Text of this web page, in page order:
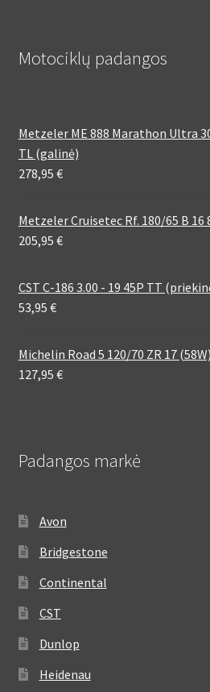
Motociklų padangos
Metzeler ME 888 Marathon Ultra
TL (galinė)
278,95 €
Metzeler Cruisetec Rf. 180/65 B 16
205,95 €
CST C-186 3.00 - 19 45P TT
53,95 €
Michelin Road 5 120/70 ZR 17
127,95 €
Padangos markė
Avon
Bridgestone
Continental
CST
Dunlop
Heidenau